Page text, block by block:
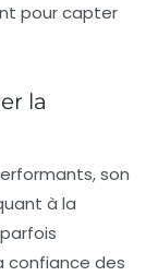
pour capter
la
son
à la
confiance des